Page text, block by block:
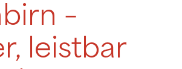
–
leistbar